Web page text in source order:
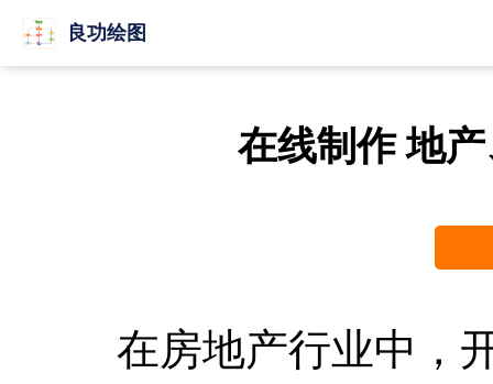
良功绘图
在线制作 地
在房地产行业中，